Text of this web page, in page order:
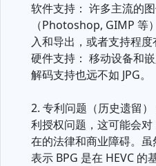
软件支持： 许多主流的
（Photoshop, GIMP 等
入和导出，或者支持程度
硬件支持： 移动设备和
解码支持也远不如 JPG。
2. 专利问题（历史遗留
利授权问题，这可能会
在的法律和商业障碍。
表示 BPG 是在 HEVC 的